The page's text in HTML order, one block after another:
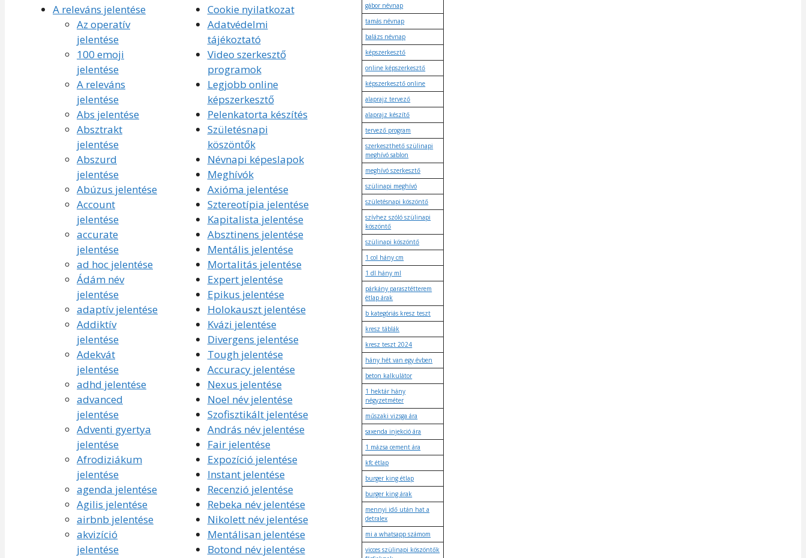
A releváns jelentése
Az operatív
jelentése
100 emoji
jelentése
A releváns
jelentése
Abs jelentése
Absztrakt
jelentése
Abszurd
jelentése
Abúzus jelentése
Account
jelentése
accurate
jelentése
ad hoc jelentése
Ádám név
jelentése
adaptív jelentése
Addiktív
jelentése
Adekvát
jelentése
adhd jelentése
advanced
jelentése
Adventi gyertya
jelentése
Afrodiziákum
jelentése
agenda jelentése
Agilis jelentése
airbnb jelentése
akvizíció
jelentése
Cookie nyilatkozat
Adatvédelmi
tájékoztató
Video szerkesztő
programok
Legjobb online
képszerkesztő
Pelenkatorta készítés
Születésnapi
köszöntők
Névnapi képeslapok
Meghívók
Axióma jelentése
Sztereotípia jelentése
Kapitalista jelentése
Absztinens jelentése
Mentális jelentése
Mortalitás jelentése
Expert jelentése
Epikus jelentése
Holokauszt jelentése
Kvázi jelentése
Divergens jelentése
Tough jelentése
Accuracy jelentése
Nexus jelentése
Noel név jelentése
Szofisztikált jelentése
András név jelentése
Fair jelentése
Expozíció jelentése
Instant jelentése
Recenzió jelentése
Rebeka név jelentése
Nikolett név jelentése
Mentálisan jelentése
Botond név jelentése
gábor névnap
tamás névnap
balázs névnap
képszerkesztő
online képszerkesztő
képszerkesztő online
alaprajz tervező
alaprajz készítő
tervező program
szerkeszthető szülinapi
meghívó sablon
meghívó szerkesztő
szülinapi meghívó
születésnapi köszöntő
szívhez szóló szülinapi
köszöntő
szülinapi köszöntő
1 col hány cm
1 dl hány ml
párkány parasztétterem
étlap árak
b kategóriás kresz teszt
kresz táblák
kresz teszt 2024
hány hét van egy évben
beton kalkulátor
1 hektár hány
négyzetméter
műszaki vizsga ára
saxenda injekció ára
1 mázsa cement ára
kfc étlap
burger king étlap
burger king árak
mennyi idő után hat a
detralex
mi a whatsapp számom
vicces szülinapi köszöntők